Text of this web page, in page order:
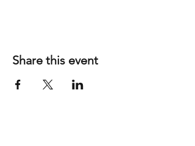
Share this event